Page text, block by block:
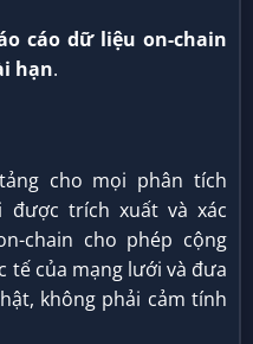
cáo dữ liệu on-chain
hạn.
cho mọi phân tích
được trích xuất và xác
chain cho phép cộng
tế của mạng lưới và đưa
không phải cảm tính